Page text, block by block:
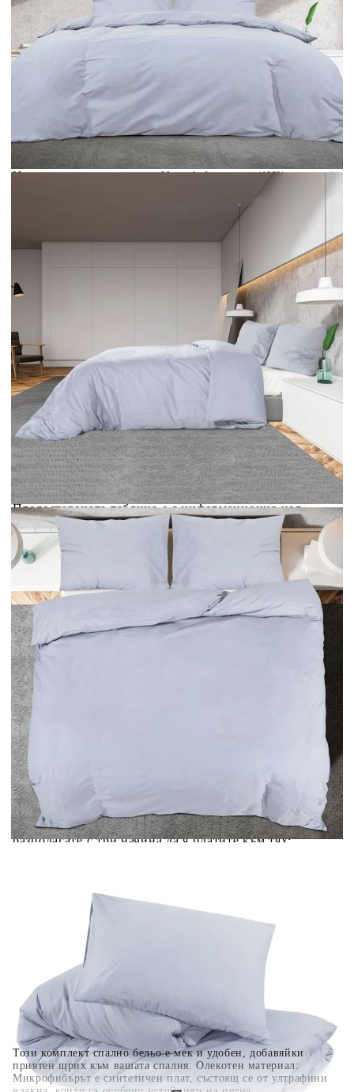
В наличност: 61 бр.
Безплатна доставка до адрес при плащане по банков път
Този комплект спално бельо е мек и удобен, добавяйки
приятен щрих към вашата спалня. Олекотен материал:
Микрофибърът е синтетичен плат, състоящ се от ултрафини
Цвят:
Сив
Материал:
Микрофибърна тъкан (100% полиестер)
135 х 200 см (Ш х Д)
80 x 80 см (Ш x Д)
Credit calculator
Комплект спално бельо сив 135x200 см олекотен
Please select credit institution
Цена на продукта:
Extraction of information from credit institutions
Предоставената таблица е с информационна цел.
Добавете продукта в количката си с бутона "Добави в
количката" и при поръчка ще можете да изберете броя
вноски на кредита.
Acest tabel are caracter informativ. Adăugați produsul în
coșul de cumpărături unde veți putea selecta detaliile
cererii de creditare.
Предоставената таблица е с информационна цел.
Добавете продукта в количката си с бутона "Добави в
количката" и при поръчка ще можете да изберете броя
вноски на кредита.
Предоставената таблица е с информационна цел.
Добавете продукта в количката си с бутона "Добави в
количката" и при поръчка ще можете да изберете броя
вноски на кредита.
Предоставената таблица е с информационна цел.
Добавете продукта в количката си с бутона "Добави в
количката" и при поръчка ще можете да изберете броя
вноски на кредита.
Предоставената таблица е с информационна цел.
Добавете продукта в количката си с бутона "Добави в
количката" и при поръчка ще можете да изберете броя
вноски на кредита.
Когато плащате с NewPay, всъщност NewPay плаща
поръчката Ви вместо Вас. Вие я получавате и
разполагате с три начина да я платите към тях:
Плащане на 4 вноски. Заплащате 20% от стойността на
поръчката си на момента с карта. Останалата сума се
разделя на 3 равни месечни вноски без оскъпяване. За
покупки на стойност до 1000 лв. / €511.31
Плащане на 6 вноски. Стойността на поръчката се
разпределя в 6 равни месечни вноски с оскъпяване. За
покупки на стойност до 2000 лв. / €1022.61